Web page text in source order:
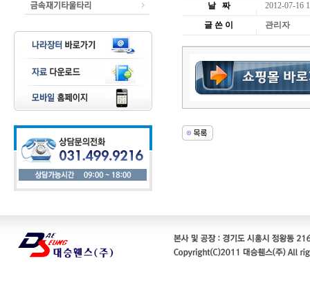
날 짜
2012-07-16
글 쓴 이
관리자